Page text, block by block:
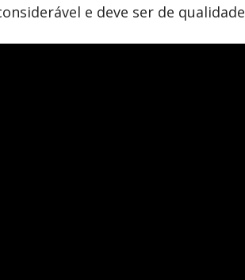
e deve ser de